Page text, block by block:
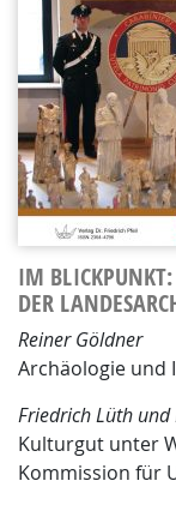
IM
DER
Reiner Göldner
Archäologie und
Friedrich Lüth und
Kulturgut unter
Kommission für